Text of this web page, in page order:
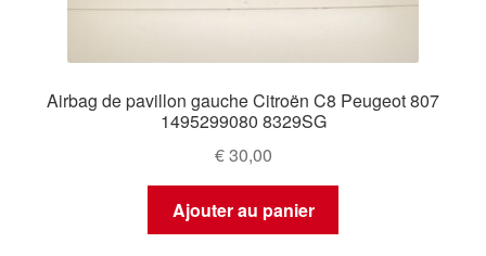
Airbag de pavillon gauche Citroën C8 Peugeot 807
1495299080 8329SG
€30,00
Ajouter au panier